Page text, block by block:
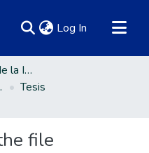
Log In (current)
Facultad de Ciencias de la Ingeniería
Forestal
Tesis
file